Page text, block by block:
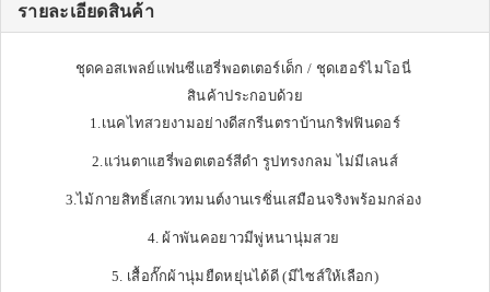
รายละเอียดสินค้า
ชุดคอสเพลย์แฟนซีแฮรี่พอตเตอร์เด็ก / ชุดเฮอร์ไมโอนี่
สินค้าประกอบด้วย
1.เนคไทสวยงามอย่างดีสกรีนตราบ้านกริฟฟินดอร์
2.แว่นตาแฮรี่พอตเตอร์สีดำ รูปทรงกลม ไม่มีเลนส์
3.ไม้กายสิทธิ์เสกเวทมนต์งานเรซิ่นเสมือนจริงพร้อมกล่อง
4. ผ้าพันคอยาวมีพู่หนานุ่มสวย
5. เสื้อกั๊กผ้านุ่มยืดหยุ่นได้ดี (มีไซส์ให้เลือก)